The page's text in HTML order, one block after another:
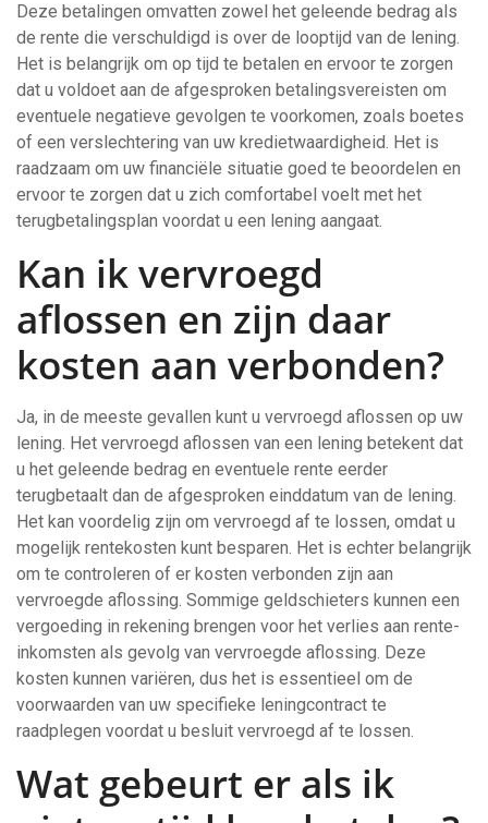
Deze betalingen omvatten zowel het geleende bedrag als
de rente die verschuldigd is over de looptijd van de lening.
Het is belangrijk om op tijd te betalen en ervoor te zorgen
dat u voldoet aan de afgesproken betalingsvereisten om
eventuele negatieve gevolgen te voorkomen, zoals boetes
of een verslechtering van uw kredietwaardigheid. Het is
raadzaam om uw financiële situatie goed te beoordelen en
ervoor te zorgen dat u zich comfortabel voelt met het
terugbetalingsplan voordat u een lening aangaat.
Kan ik vervroegd
aflossen en zijn daar
kosten aan verbonden?
Ja, in de meeste gevallen kunt u vervroegd aflossen op uw
lening. Het vervroegd aflossen van een lening betekent dat
u het geleende bedrag en eventuele rente eerder
terugbetaalt dan de afgesproken einddatum van de lening.
Het kan voordelig zijn om vervroegd af te lossen, omdat u
mogelijk rentekosten kunt besparen. Het is echter belangrijk
om te controleren of er kosten verbonden zijn aan
vervroegde aflossing. Sommige geldschieters kunnen een
vergoeding in rekening brengen voor het verlies aan rente-
inkomsten als gevolg van vervroegde aflossing. Deze
kosten kunnen variëren, dus het is essentieel om de
voorwaarden van uw specifieke leningcontract te
raadplegen voordat u besluit vervroegd af te lossen.
Wat gebeurt er als ik